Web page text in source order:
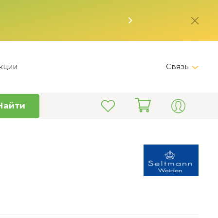
Связь
+7 (495) 150-82-28
info@kitchen-master.ru